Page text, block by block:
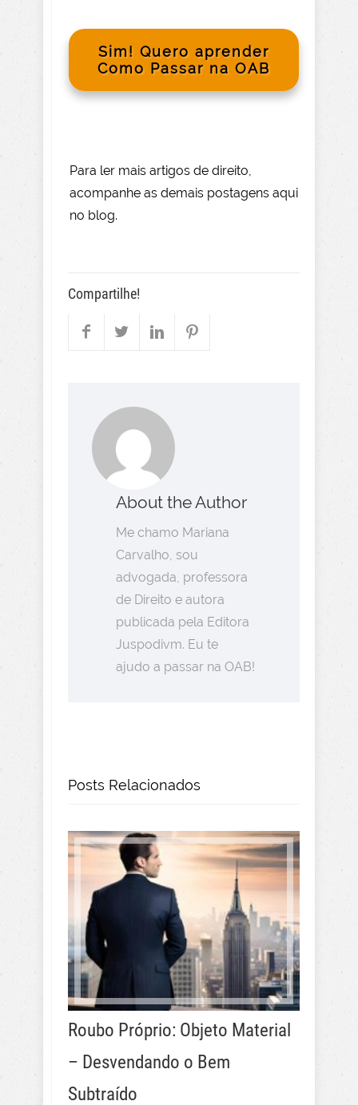
Sim! Quero aprender
Como Passar na OAB
Para ler mais artigos de direito,
acompanhe as demais postagens aqui
no blog.
Compartilhe!
About the Author
Me chamo Mariana
Carvalho, sou
advogada, professora
de Direito e autora
publicada pela Editora
Juspodivm. Eu te
ajudo a passar na OAB!
Posts Relacionados
Roubo Próprio: Objeto Material
– Desvendando o Bem
Subtraído